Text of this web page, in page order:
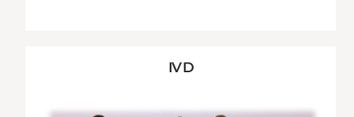
IV D